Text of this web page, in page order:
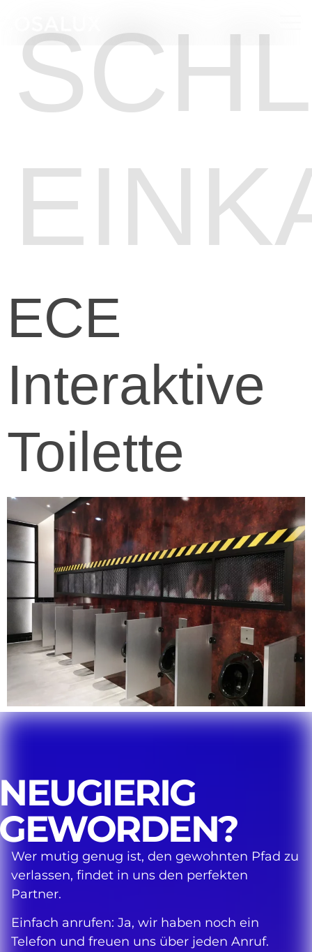
ECE
Interaktive
Toilette
Wer mutig genug ist, den gewohnten Pfad zu
verlassen, findet in uns den perfekten
Partner.
Einfach anrufen: Ja, wir haben noch ein
Telefon und freuen uns über jeden Anruf.